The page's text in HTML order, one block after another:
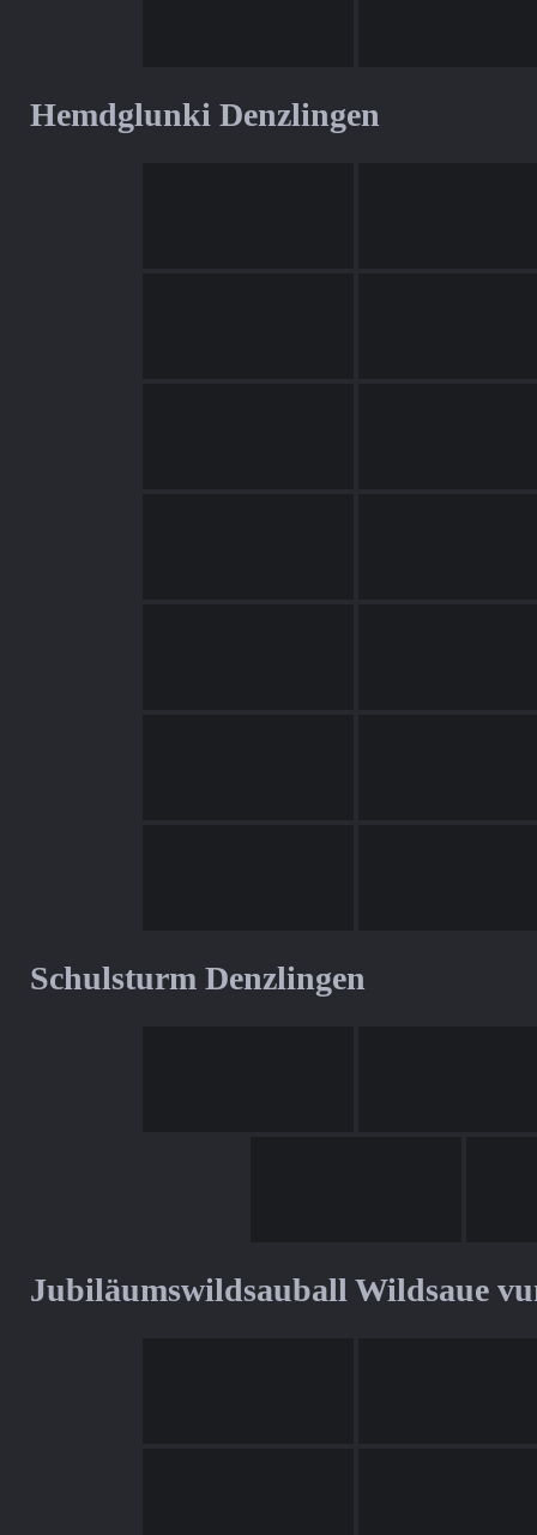
Hemdglunki Denzlingen
Schulsturm Denzlingen
Jubiläumswildsauball Wildsaue